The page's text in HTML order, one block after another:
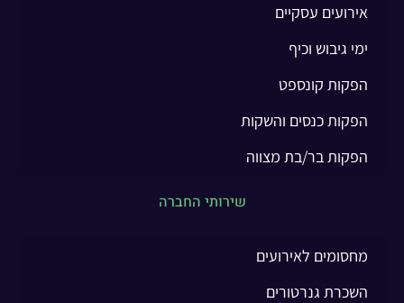
אירועים עסקיים
ימי גיבוש וכיף
הפקות קונספט
הפקות כנסים והשקות
הפקות בר/בת מצווה
שירותי החברה
מחסומים לאירועים
השכרת גנרטורים